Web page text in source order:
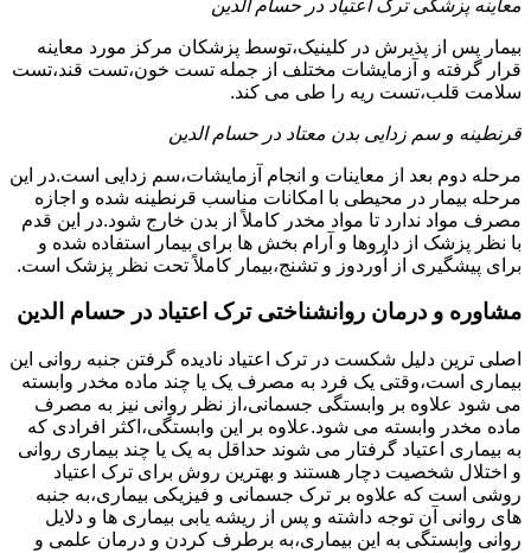
معاینه پزشکی ترک اعتیاد در حسام الدین
بیمار پس از پذیرش در کلینیک،توسط پزشکان مرکز مورد معاینه
قرار گرفته و آزمایشات مختلف از جمله تست خون،تست قند،تست
سلامت قلب،تست ریه را طی می کند.
قرنطینه و سم زدایی بدن معتاد در حسام الدین
مرحله دوم بعد از معاینات و انجام آزمایشات،سم زدایی است.در این
مرحله بیمار در محیطی با امکانات مناسب قرنطینه شده و اجازه
مصرف مواد ندارد تا مواد مخدر کاملاً از بدن خارج شود.در این قدم
با نظر پزشک از داروها و آرام بخش ها برای بیمار استفاده شده و
برای پیشگیری از اُوردوز و تشنج،بیمار کاملاً تحت نظر پزشک است.
مشاوره و درمان روانشناختی ترک اعتیاد در حسام الدین
اصلی ترین دلیل شکست در ترک اعتیاد نادیده گرفتن جنبه روانی این
بیماری است،وقتی یک فرد به مصرف یک یا چند ماده مخدر وابسته
می شود علاوه بر وابستگی جسمانی،از نظر روانی نیز به مصرف
ماده مخدر وابسته می شود.علاوه بر این وابستگی،اکثر افرادی که
به بیماری اعتیاد گرفتار می شوند حداقل به یک یا چند بیماری روانی
و اختلال شخصیت دچار هستند و بهترین روش برای ترک اعتیاد
روشی است که علاوه بر ترک جسمانی و فیزیکی بیماری،به جنبه
های روانی آن توجه داشته و پس از ریشه یابی بیماری ها و دلایل
روانی وابستگی به این بیماری،به برطرف کردن و درمان علمی و